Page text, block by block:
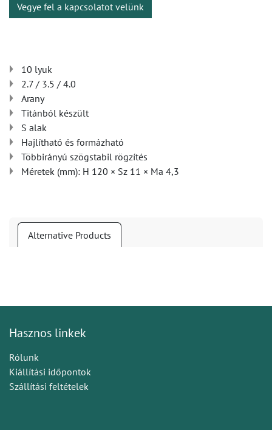
Vegye fel a kapcsolatot velünk
10 lyuk
2.7 / 3.5 / 4.0
Arany
Titánból készült
S alak
Hajlítható és formázható
Többirányú szögstabil rögzítés
Méretek (mm): H 120 × Sz 11 × Ma 4,3
Alternative Products
Hasznos linkek
Rólunk
Kiállítási időpontok
Szállítási feltételek